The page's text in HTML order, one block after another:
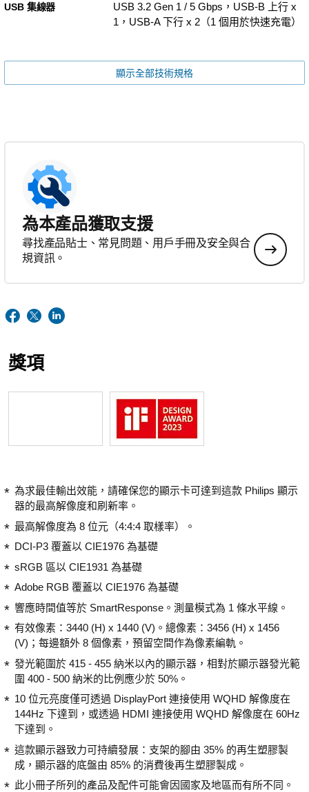
USB 集線器
USB 3.2 Gen 1 / 5 Gbps，USB-B 上行 x
1，USB-A 下行 x 2（1 個用於快速充電）
顯示全部技術規格
為本產品獲取支援
尋找產品貼士、常見問題、用戶手冊及安全與合
規資訊。
獎項
為求最佳輸出效能，請確保您的顯示卡可達到這款 Philips 顯示
器的最高解像度和刷新率。
最高解像度為 8 位元（4:4:4 取樣率）。
DCI-P3 覆蓋以 CIE1976 為基礎
sRGB 區以 CIE1931 為基礎
Adobe RGB 覆蓋以 CIE1976 為基礎
響應時間值等於 SmartResponse。測量模式為 1 條水平線。
有效像素：3440 (H) x 1440 (V)。總像素：3456 (H) x 1456
(V)；每邊額外 8 個像素，預留空間作為像素編軌。
發光範圍於 415 - 455 納米以內的顯示器，相對於顯示器發光範
圍 400 - 500 納米的比例應少於 50%。
10 位元亮度僅可透過 DisplayPort 連接使用 WQHD 解像度在
144Hz 下達到，或透過 HDMI 連接使用 WQHD 解像度在 60Hz
下達到。
這款顯示器致力可持續發展：支架的腳由 35% 的再生塑膠製
成，顯示器的底盤由 85% 的消費後再生塑膠製成。
此小冊子所列的產品及配件可能會因國家及地區而有所不同。